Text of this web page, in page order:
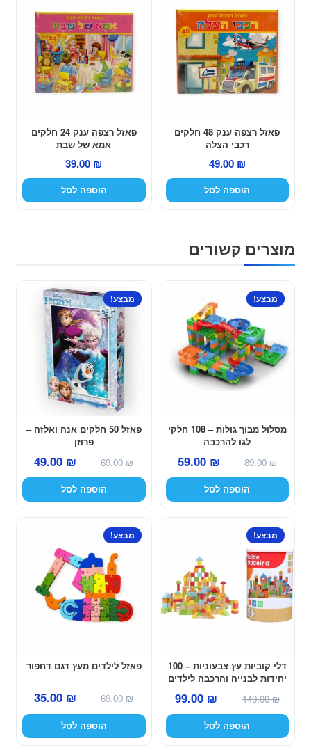
פאזל רצפה ענק 48 חלקים
רכבי הצלה
49.00 ₪
הוספה לסל
פאזל רצפה ענק 24 חלקים
אמא של שבת
39.00 ₪
הוספה לסל
מוצרים קשורים
מסלול מבוך גולות – 108 חלקי
לגו להרכבה
מבצע!
89.00₪
המחיר
המקורי
היה:
59.00 ₪
המחיר
הנוכחי
הוא:
הוספה לסל
פאזל 50 חלקים אנה ואלזה –
פרוזן
מבצע!
69.00₪
המחיר
המקורי
היה:
49.00 ₪
המחיר
הנוכחי
הוא:
הוספה לסל
דלי קוביות עץ צבעוניות – 100
יחידות לבנייה והרכבה לילדים
מבצע!
149.00₪
המחיר
המקורי
היה:
99.00 ₪
המחיר
הנוכחי
הוא:
הוספה לסל
פאזל לילדים מעץ דגם דחפור
מבצע!
69.00₪
המחיר
המקורי
היה:
35.00 ₪
המחיר
הנוכחי
הוא:
הוספה לסל